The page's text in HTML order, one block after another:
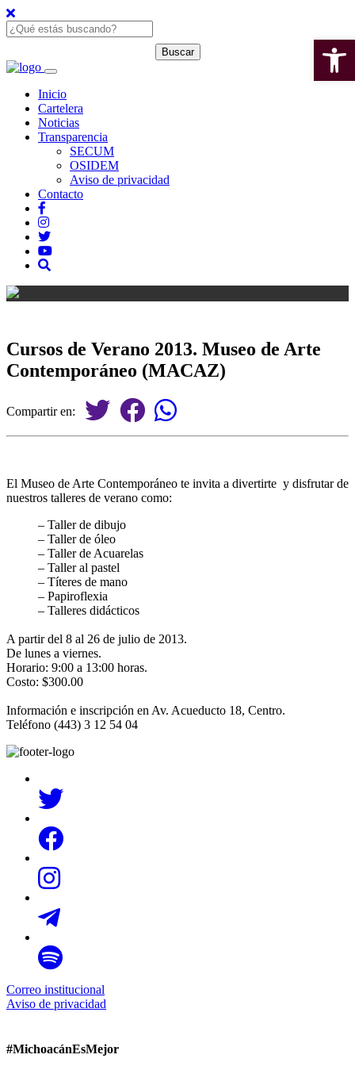
Inicio
Cartelera
Noticias
Transparencia
SECUM
OSIDEM
Aviso de privacidad
Contacto
Cursos de Verano 2013. Museo de Arte
Contemporáneo (MACAZ)
Compartir en:
El Museo de Arte Contemporáneo te invita a divertirte y disfrutar de
nuestros talleres de verano como:
– Taller de dibujo
– Taller de óleo
– Taller de Acuarelas
– Taller al pastel
– Títeres de mano
– Papiroflexia
– Talleres didácticos
A partir del 8 al 26 de julio de 2013.
De lunes a viernes.
Horario: 9:00 a 13:00 horas.
Costo: $300.00
Información e inscripción en Av. Acueducto 18, Centro.
Teléfono (443) 3 12 54 04
Correo institucional
Aviso de privacidad
#MichoacánEsMejor